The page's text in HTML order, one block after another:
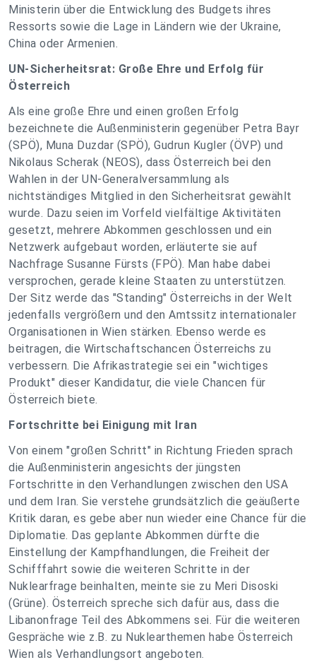
Ministerin über die Entwicklung des Budgets ihres
Ressorts sowie die Lage in Ländern wie der Ukraine,
China oder Armenien.
UN-Sicherheitsrat: Große Ehre und Erfolg für
Österreich
Als eine große Ehre und einen großen Erfolg
bezeichnete die Außenministerin gegenüber Petra Bayr
(SPÖ), Muna Duzdar (SPÖ), Gudrun Kugler (ÖVP) und
Nikolaus Scherak (NEOS), dass Österreich bei den
Wahlen in der UN-Generalversammlung als
nichtständiges Mitglied in den Sicherheitsrat gewählt
wurde. Dazu seien im Vorfeld vielfältige Aktivitäten
gesetzt, mehrere Abkommen geschlossen und ein
Netzwerk aufgebaut worden, erläuterte sie auf
Nachfrage Susanne Fürsts (FPÖ). Man habe dabei
versprochen, gerade kleine Staaten zu unterstützen.
Der Sitz werde das "Standing" Österreichs in der Welt
jedenfalls vergrößern und den Amtssitz internationaler
Organisationen in Wien stärken. Ebenso werde es
beitragen, die Wirtschaftschancen Österreichs zu
verbessern. Die Afrikastrategie sei ein "wichtiges
Produkt" dieser Kandidatur, die viele Chancen für
Österreich biete.
Fortschritte bei Einigung mit Iran
Von einem "großen Schritt" in Richtung Frieden sprach
die Außenministerin angesichts der jüngsten
Fortschritte in den Verhandlungen zwischen den USA
und dem Iran. Sie verstehe grundsätzlich die geäußerte
Kritik daran, es gebe aber nun wieder eine Chance für die
Diplomatie. Das geplante Abkommen dürfte die
Einstellung der Kampfhandlungen, die Freiheit der
Schifffahrt sowie die weiteren Schritte in der
Nuklearfrage beinhalten, meinte sie zu Meri Disoski
(Grüne). Österreich spreche sich dafür aus, dass die
Libanonfrage Teil des Abkommens sei. Für die weiteren
Gespräche wie z.B. zu Nuklearthemen habe Österreich
Wien als Verhandlungsort angeboten.